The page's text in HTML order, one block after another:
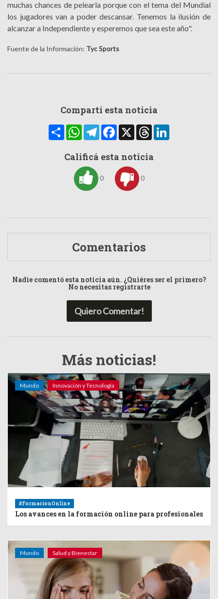
muchas chances de pelearla porque con el tema del Mundial
los jugadores van a poder descansar. Tenemos la ilusión de
alcanzar a Independiente y esperemos que sea este año".
Fuente de la Información: Tyc Sports
Compartí esta noticia
CompartirWhatsAppTelegramFacebook
X Threads
Calificá esta noticia
0 0
Comentarios
Nadie comentó esta noticia aún. ¿Quiéres ser el primero?
No necesitas registrarte
Quiero Comentar!
Más noticias!
Mundo Innovación y Tecnología
#FormacionOnline
Los avances en la formación online para profesionales
Mundo Salud y Bienestar